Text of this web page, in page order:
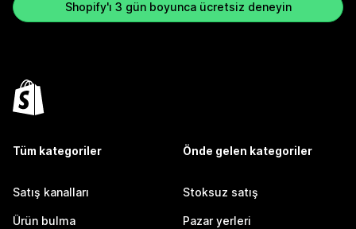
Shopify'ı 3 gün boyunca ücretsiz deneyin
Tüm kategoriler
Satış kanalları
Ürün bulma
Önde gelen kategoriler
Stoksuz satış
Pazar yerleri